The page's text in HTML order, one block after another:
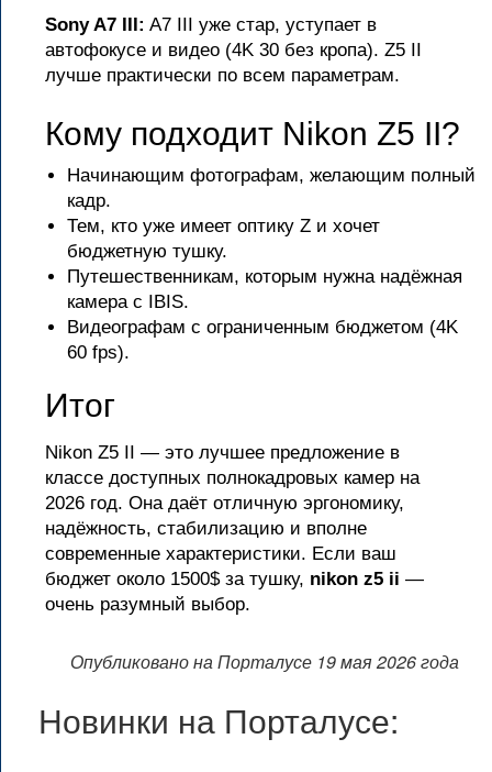
Sony A7 III: A7 III уже стар, уступает в
автофокусе и видео (4K 30 без кропа). Z5 II
лучше практически по всем параметрам.
Кому подходит Nikon Z5 II?
Начинающим фотографам, желающим полный
кадр.
Тем, кто уже имеет оптику Z и хочет
бюджетную тушку.
Путешественникам, которым нужна надёжная
камера с IBIS.
Видеографам с ограниченным бюджетом (4K
60 fps).
Итог
Nikon Z5 II — это лучшее предложение в
классе доступных полнокадровых камер на
2026 год. Она даёт отличную эргономику,
надёжность, стабилизацию и вполне
современные характеристики. Если ваш
бюджет около 1500$ за тушку, nikon z5 ii —
очень разумный выбор.
Опубликовано на Порталусе 19 мая 2026 года
Новинки на Порталусе: